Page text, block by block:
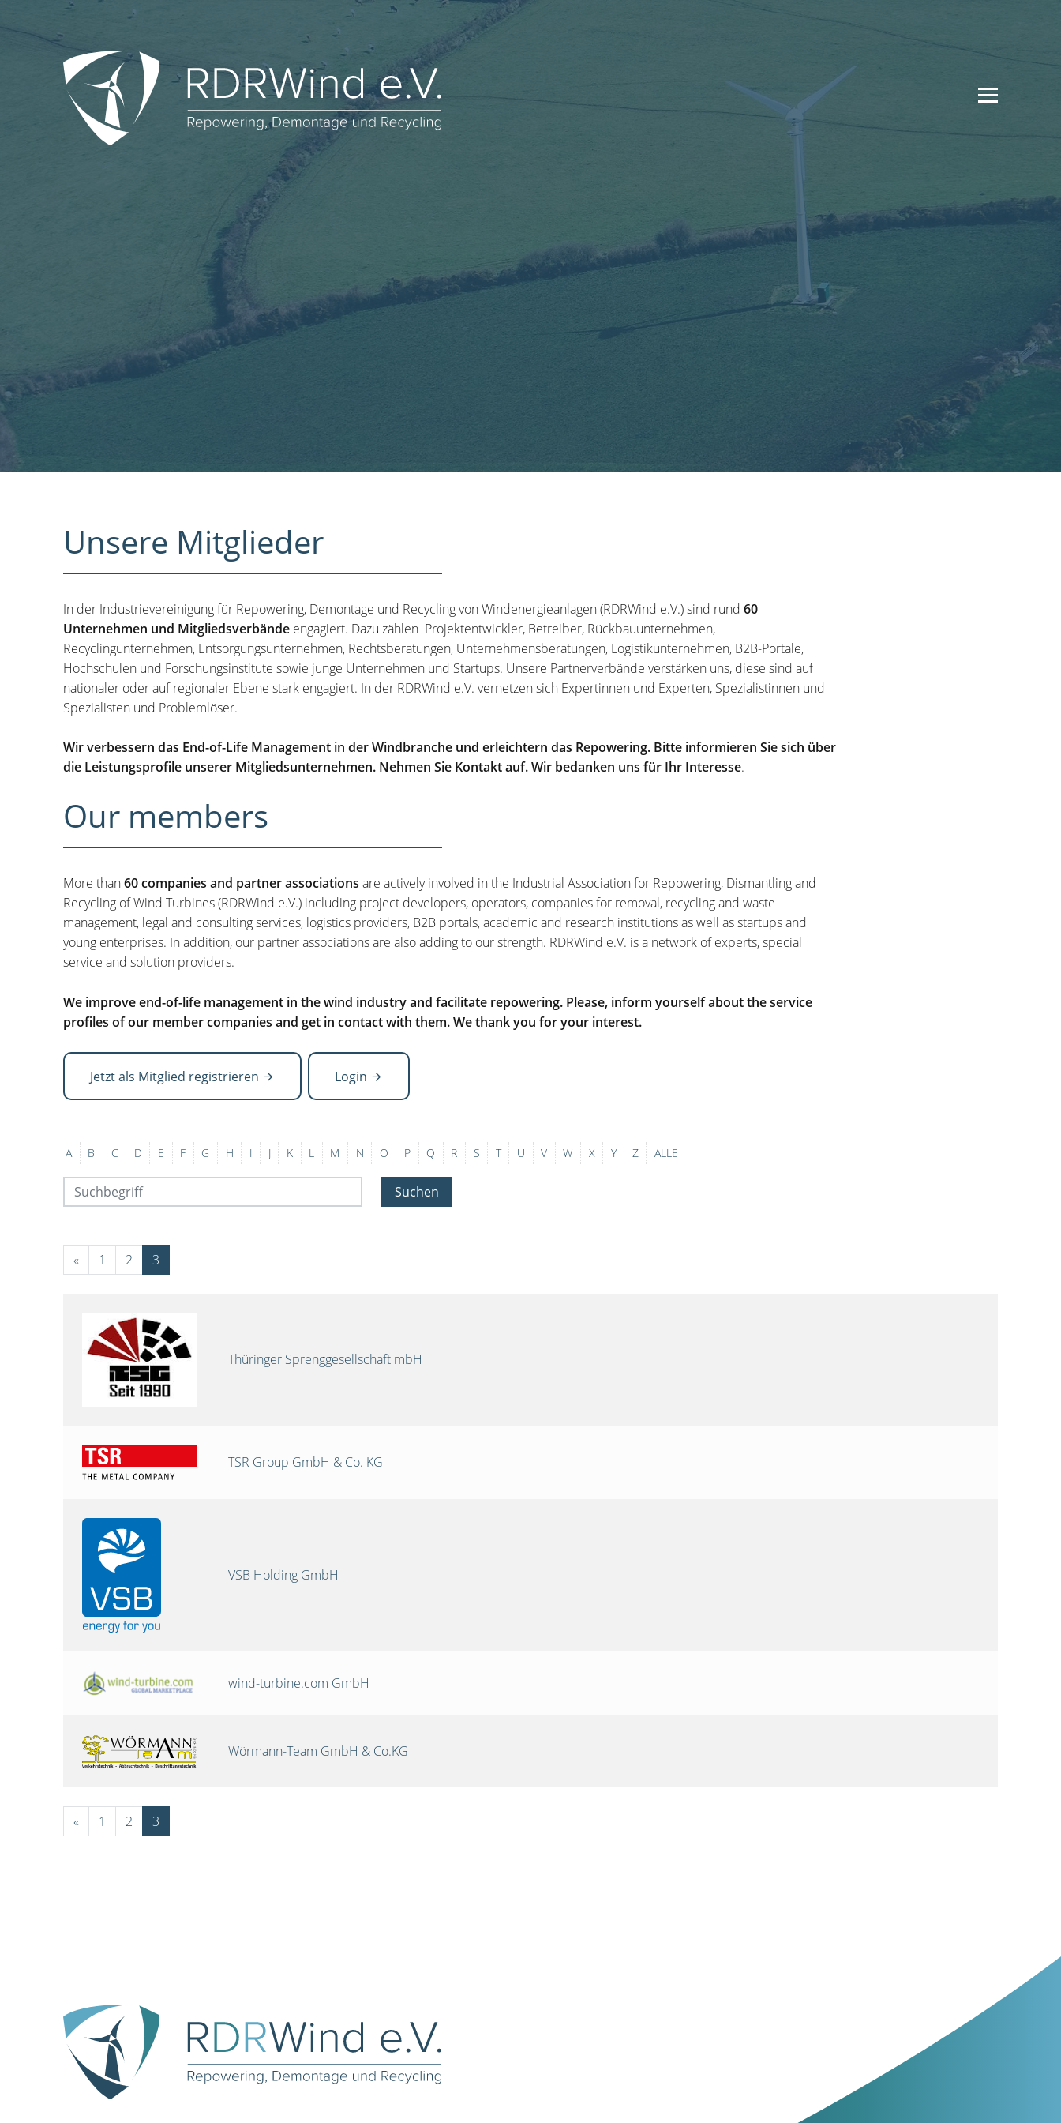
Unsere Mitglieder
In der Industrievereinigung für Repowering, Demontage und Recycling von Windenergieanlagen (RDRWind e.V.) sind rund 60
Unternehmen und Mitgliedsverbände engagiert. Dazu zählen Projektentwickler, Betreiber, Rückbauunternehmen,
Recyclingunternehmen, Entsorgungsunternehmen, Rechtsberatungen, Unternehmensberatungen, Logistikunternehmen, B2B-Portale,
Hochschulen und Forschungsinstitute sowie junge Unternehmen und Startups. Unsere Partnerverbände verstärken uns, diese sind auf
nationaler oder auf regionaler Ebene stark engagiert. In der RDRWind e.V. vernetzen sich Expertinnen und Experten, Spezialistinnen und
Spezialisten und Problemlöser.
Wir verbessern das End-of-Life Management in der Windbranche und erleichtern das Repowering. Bitte informieren Sie sich über
die Leistungsprofile unserer Mitgliedsunternehmen. Nehmen Sie Kontakt auf. Wir bedanken uns für Ihr Interesse.
Our members
More than60 companies and partner associations are actively involved in the Industrial Association for Repowering, Dismantling and
Recycling of Wind Turbines (RDRWind e.V.) including project developers, operators, companies for removal, recycling and waste
management, legal and consulting services, logistics providers, B2B portals, academic and research institutions as well as startups and
young enterprises. In addition, our partner associations are also adding to our strength. RDRWind e.V. is a network of experts, special
service and solution providers.
We improve end-of-life management in the wind industry and facilitate repowering. Please, inform yourself about the service
profiles of our member companies and get in contact with them. We thank you for your interest.
Jetzt als Mitglied registrieren Login
A B C D E F G H I J K L M N O P Q R S T U V W X Y Z ALLE
Suchen
« 1 2 3
Thüringer Sprenggesellschaft mbH
TSR Group GmbH & Co. KG
VSB Holding GmbH
wind-turbine.com GmbH
Wörmann-Team GmbH & Co.KG
« 1 2 3